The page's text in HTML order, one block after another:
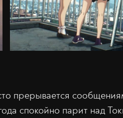
прерывается
спокойно парит над